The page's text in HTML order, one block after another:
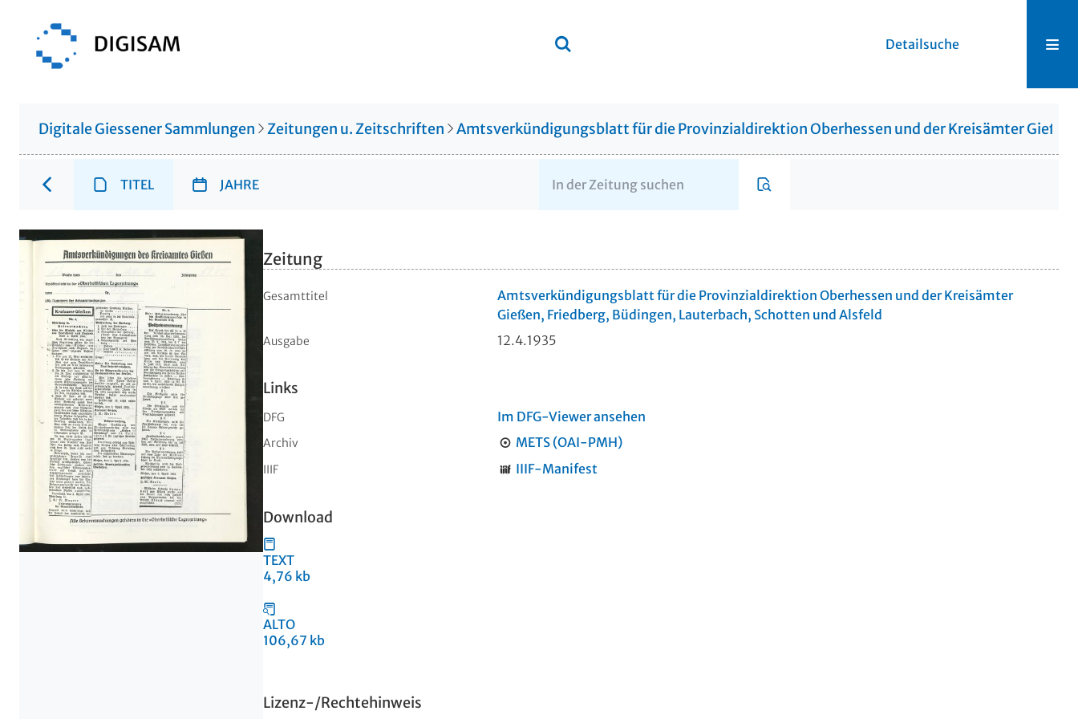
Detailsuche
Digitale Giessener Sammlungen Zeitungen u. Zeitschriften Amtsverkündigungsblatt für die Provinzialdirektion Oberhessen und der Kreisämter
TITEL JAHRE
Zeitung
Gesamttitel
Amtsverkündigungsblatt für die Provinzialdirektion Oberhessen und der Kreisämter
Gießen, Friedberg, Büdingen, Lauterbach, Schotten und Alsfeld
Ausgabe 12.4.1935
Links
DFG Im DFG-Viewer ansehen
Archiv METS (OAI-PMH)
IIIF IIIF-Manifest
Download
TEXT
4,76 kb
ALTO
106,67 kb
Lizenz-/Rechtehinweis